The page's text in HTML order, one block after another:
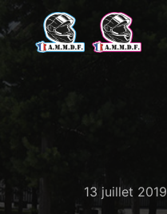
13 juillet 2019